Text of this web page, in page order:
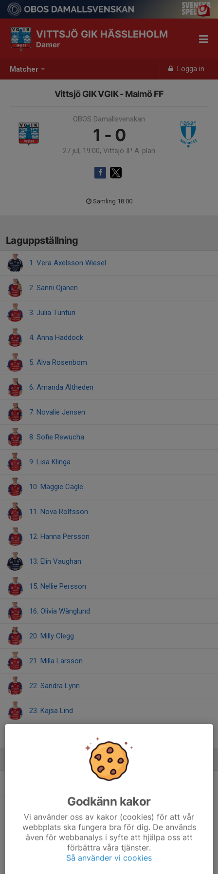
Matcher Logga in
VITTSJÖ GIK HÄSSLEHOLM
Damer
Vittsjö GIK VGIK - Malmö FF
OBOS Damallsvenskan
1 - 0
27 jul, 19:00, Vittsjö IP A-plan
Samling 18:00
Laguppställning
1. Vera Axelsson Wiesel
2. Sanni Ojanen
3. Julia Tunturi
4. Anna Haddock
5. Alva Rosenbom
6. Amanda Altheden
7. Novalie Jensen
8. Sofie Rewucha
9. Lisa Klinga
10. Maggie Cagle
11. Nova Rolfsson
12. Hanna Persson
13. Elin Vaughan
15. Nellie Persson
16. Olivia Wänglund
20. Milly Clegg
21. Milla Larsson
22. Sandra Lynn
23. Kajsa Lind
Assisterande tränare
Johan HammarqvistKlubbchef
Mladen BlagojevicHuvudtränare
Nellie LindheTeam Manager
Godkänn kakor
Vi använder oss av kakor (cookies) för att vår
webbplats ska fungera bra för dig. De används
även för webbanalys i syfte att hjälpa oss att
förbättra våra tjänster.
Så använder vi cookies